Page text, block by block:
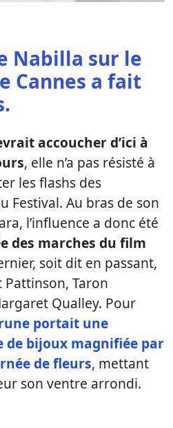
Nabilla sur le
Cannes a fait
accoucher d’ici à
, elle n’a pas résisté à
les flashs des
Festival. Au bras de son
l’influence a donc été
des marches du film
soit dit en passant,
Pattinson, Taron
Qualley. Pour
portait une
de bijoux magnifiée par
de fleurs, mettant
son ventre arrondi.